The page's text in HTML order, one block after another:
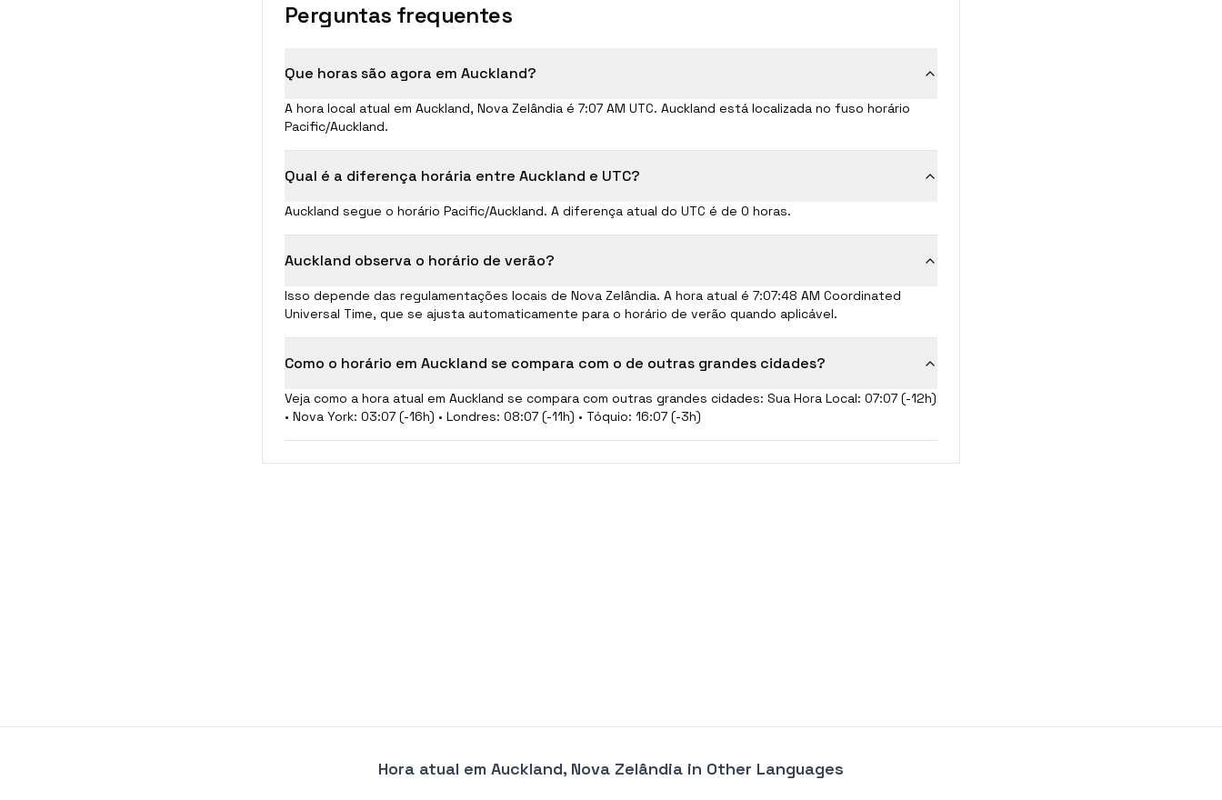
Perguntas frequentes
Que horas são agora em Auckland?
A hora local atual em Auckland, Nova Zelândia é 7:07 AM UTC. Auckland está localizada no fuso horário
Pacific/Auckland.
Qual é a diferença horária entre Auckland e UTC?
Auckland segue o horário Pacific/Auckland. A diferença atual do UTC é de 0 horas.
Auckland observa o horário de verão?
Isso depende das regulamentações locais de Nova Zelândia. A hora atual é 7:07:49 AM Coordinated
Universal Time, que se ajusta automaticamente para o horário de verão quando aplicável.
Como o horário em Auckland se compara com o de outras grandes cidades?
Veja como a hora atual em Auckland se compara com outras grandes cidades: Sua Hora Local: 07:07 (-12h)
• Nova York: 03:07 (-16h) • Londres: 08:07 (-11h) • Tóquio: 16:07 (-3h)
Hora atual em Auckland, Nova Zelândia in Other Languages